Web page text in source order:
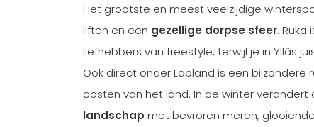
Het grootste en meest veelzijdige
liften en een gezellige dorpse sfeer. Ruka
liefhebbers van freestyle, terwijl je in Ylläs
Ook direct onder Lapland is een bijzondere
oosten van het land. In de winter verandert
landschap met bevroren meren,